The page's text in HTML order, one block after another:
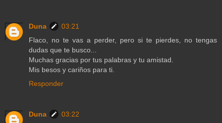
Duna
03:21
Flaco, no te vas a perder, pero si te pierdes, no tengas
dudas que te busco...
Muchas gracias por tus palabras y tu amistad.
Mis besos y cariños para ti.
Responder
Duna
03:22